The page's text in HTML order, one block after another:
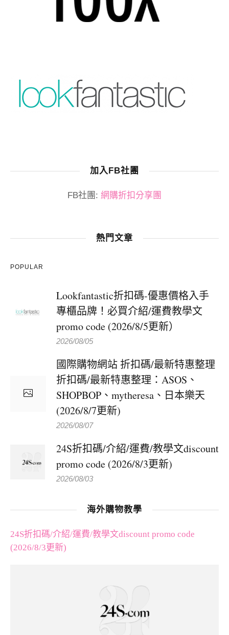
加入FB社團
FB社團: 網購折扣分享團
熱門文章
POPULAR
Lookfantastic折扣碼-優惠價格入手
專櫃品牌！必買介紹/運費教學文
promo code (2026/8/5更新）
2026/08/05
國際購物網站 折扣碼/最新特惠整理
折扣碼/最新特惠整理：ASOS、
SHOPBOP、mytheresa、日本樂天
(2026/8/7更新)
2026/08/07
24S折扣碼/介紹/運費/教學文discount
promo code (2026/8/3更新)
2026/08/03
海外購物教學
24S折扣碼/介紹/運費/教學文discount promo code
(2026/8/3更新)